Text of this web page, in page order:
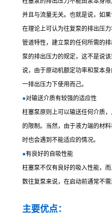
并且与流量无关。也就是说，如
在理论上可认为往复泵的排出压
管道特性，建立泵的任何所需的
泵的排出压力的规定，这不是说
说，由于原动机额定功率和泵本
一排出压力下使用而己。
●对输送介质有较强的适应性
柱塞泵原则上可以输送任何介质
的限制。当然，由于液力端的材
时也会遇到不能适应的情况。
●有良好的自吸性能
柱塞泵不仅有良好的吸入性能，
数往复泵来说，在启动前通常不需
主要优点：